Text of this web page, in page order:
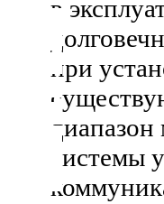
в
при
системы